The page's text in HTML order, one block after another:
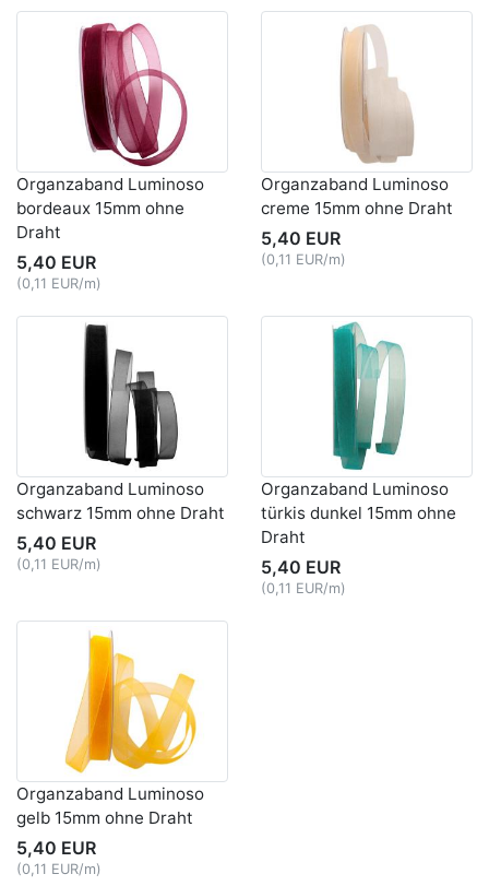
Organzaband Luminoso
bordeaux 15mm ohne
Draht
5,40 EUR
(0,11 EUR/m)
Organzaband Luminoso
creme 15mm ohne Draht
5,40 EUR
(0,11 EUR/m)
Organzaband Luminoso
schwarz 15mm ohne Draht
5,40 EUR
(0,11 EUR/m)
Organzaband Luminoso
türkis dunkel 15mm ohne
Draht
5,40 EUR
(0,11 EUR/m)
Organzaband Luminoso
gelb 15mm ohne Draht
5,40 EUR
(0,11 EUR/m)